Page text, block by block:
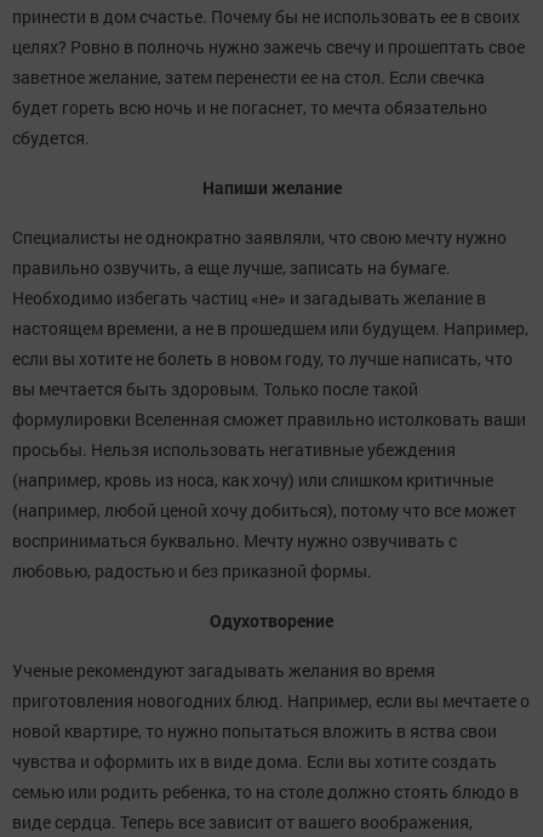
принести в дом счастье. Почему бы не использовать ее в своих
целях? Ровно в полночь нужно зажечь свечу и прошептать свое
заветное желание, затем перенести ее на стол. Если свечка
будет гореть всю ночь и не погаснет, то мечта обязательно
сбудется.
Напиши желание
Специалисты не однократно заявляли, что свою мечту нужно
правильно озвучить, а еще лучше, записать на бумаге.
Необходимо избегать частиц «не» и загадывать желание в
настоящем времени, а не в прошедшем или будущем. Например,
если вы хотите не болеть в новом году, то лучше написать, что
вы мечтается быть здоровым. Только после такой
формулировки Вселенная сможет правильно истолковать ваши
просьбы. Нельзя использовать негативные убеждения
(например, кровь из носа, как хочу) или слишком критичные
(например, любой ценой хочу добиться), потому что все может
восприниматься буквально. Мечту нужно озвучивать с
любовью, радостью и без приказной формы.
Одухотворение
Ученые рекомендуют загадывать желания во время
приготовления новогодних блюд. Например, если вы мечтаете о
новой квартире, то нужно попытаться вложить в яства свои
чувства и оформить их в виде дома. Если вы хотите создать
семью или родить ребенка, то на столе должно стоять блюдо в
виде сердца. Теперь все зависит от вашего воображения,